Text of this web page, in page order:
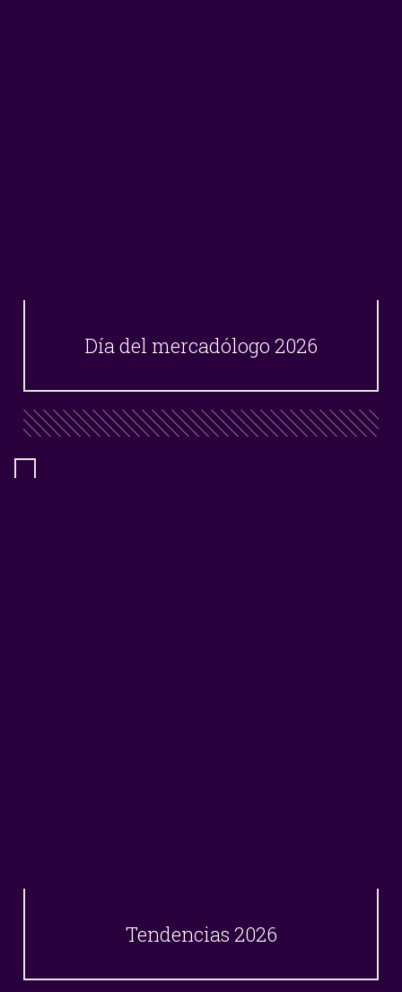
Día del mercadólogo 2026
Tendencias 2026